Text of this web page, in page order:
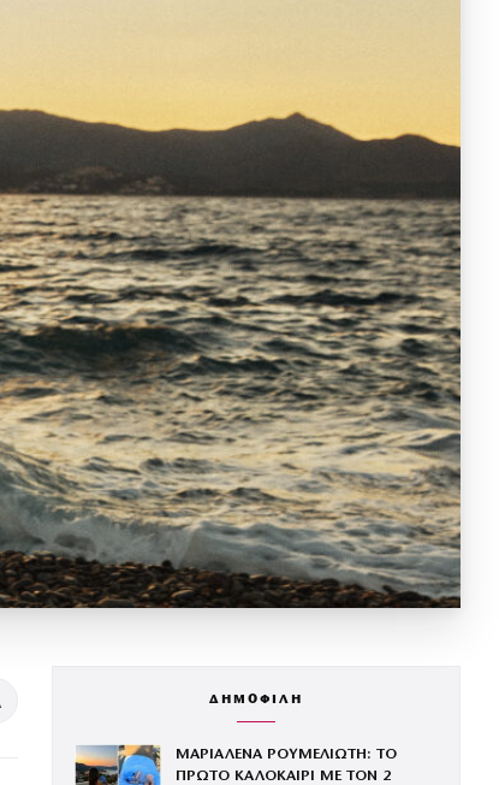
ΔΗΜΟΦΙΛΗ
ΜΑΡΙΑΛΕΝΑ ΡΟΥΜΕΛΙΩΤΗ: ΤΟ
ΠΡΩΤΟ ΚΑΛΟΚΑΙΡΙ ΜΕ ΤΟΝ 2